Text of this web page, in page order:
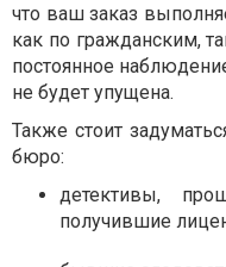
что ваш заказ
как по гражданским,
постоянное
не будет упущена.
Также стоит
бюро:
детективы,
получившие